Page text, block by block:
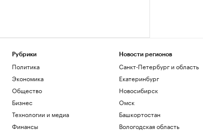
Рубрики
Политика
Экономика
Общество
Бизнес
Технологии и медиа
Финансы
Новости регионов
Санкт-Петербург и область
Екатеринбург
Новосибирск
Омск
Башкортостан
Вологодская область